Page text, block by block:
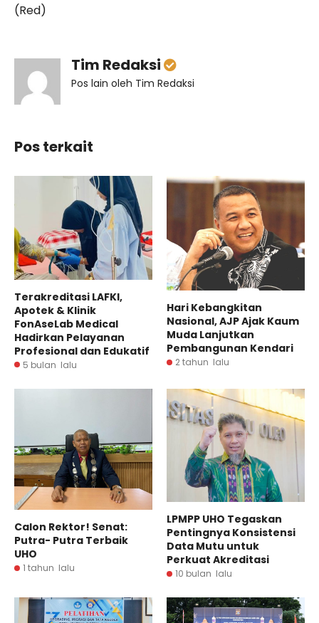
(Red)
Tim Redaksi
Pos lain oleh Tim Redaksi
Pos terkait
Terakreditasi LAFKI,
Apotek & Klinik
FonAseLab Medical
Hadirkan Pelayanan
Profesional dan Edukatif
5 bulan lalu
Hari Kebangkitan
Nasional, AJP Ajak Kaum
Muda Lanjutkan
Pembangunan Kendari
2 tahun lalu
Calon Rektor! Senat:
Putra- Putra Terbaik
UHO
1 tahun lalu
LPMPP UHO Tegaskan
Pentingnya Konsistensi
Data Mutu untuk
Perkuat Akreditasi
10 bulan lalu